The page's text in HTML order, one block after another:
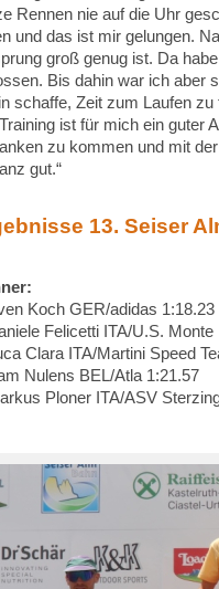
Rennen nie auf die Uhr
und das ist mir gelungen.
groß genug ist. Da
Bis dahin war ich aber
schaffe, Zeit zum Laufen
ist für mich ein guter
zu kommen und mit
gut.“
13. Seiser
Koch GER/adidas 1:18.23
Felicetti ITA/U.S. Monte
Clara ITA/Martini Speed
Nulens BEL/Atla 1:21.57
Ploner ITA/ASV